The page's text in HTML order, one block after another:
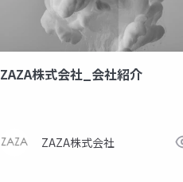
ZAZA株式会社_会社紹介
ZAZA株式会社